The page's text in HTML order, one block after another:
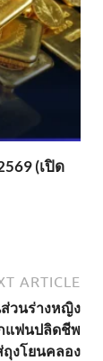
(เปิด
ARTICLE
วนร่างหญิง
แฟนปลิดชีพ
งโยนคลอง